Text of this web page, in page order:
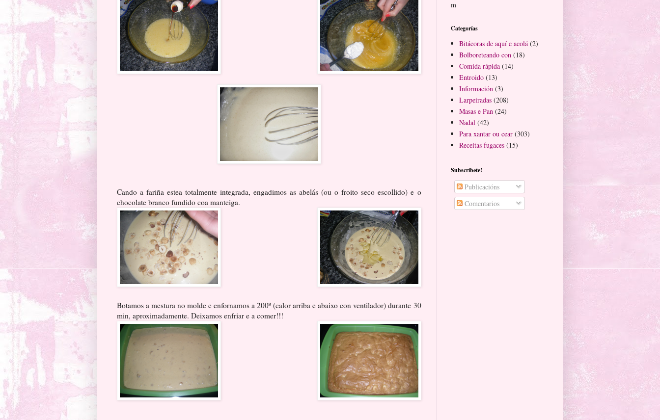
Cando a fariña estea totalmente integrada, engadimos as abelás (ou o froito seco escollido) e o
chocolate branco fundido coa manteiga.
Botamos a mestura no molde e enfornamos a 200º (calor arriba e abaixo con ventilador) durante 30
min, aproximadamente. Deixamos enfriar e a comer!!!
m
Categorías
Bitácoras de aquí e acolá (2)
Bolboreteando con (18)
Comida rápida (14)
Entroido (13)
Información (3)
Larpeiradas (208)
Masas e Pan (24)
Nadal (42)
Para xantar ou cear (303)
Receitas fugaces (15)
Subscríbete!
Publicacións
Comentarios